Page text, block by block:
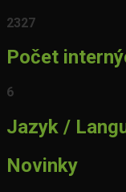
2327
Počet
6
Jazyk /
Novinky